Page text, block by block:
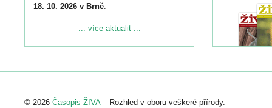
18. 10. 2026 v Brně.
Podrobnější informace ke konferenci
Registrovat se můžete do 6. září.
abstraktu přihlášené přednášky nebo
... více aktualit ...
© 2026 Časopis ŽIVA– Rozhled v oboru veškeré přírody.